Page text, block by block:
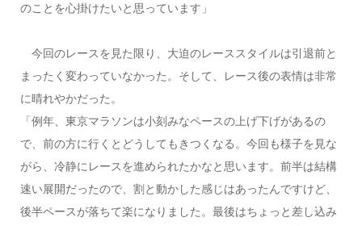
のことを心掛けたいと思っています」
今回のレースを見た限り、大迫のレーススタイルは引退前と
まったく変わっていなかった。そして、レース後の表情は非常
に晴れやかだった。
「例年、東京マラソンは小刻みなペースの上げ下げがあるの
で、前の方に行くとどうしてもきつくなる。今回も様子を見な
がら、冷静にレースを進められたかなと思います。前半は結構
速い展開だったので、割と動かした感じはあったんですけど、
後半ペースが落ちて楽になりました。最後はちょっと差し込み